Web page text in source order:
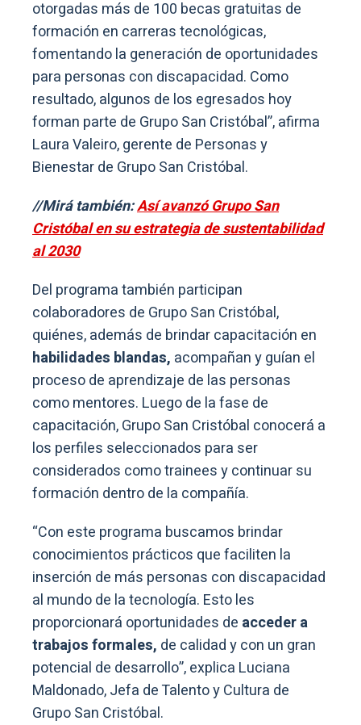
otorgadas más de 100 becas gratuitas de
formación en carreras tecnológicas,
fomentando la generación de oportunidades
para personas con discapacidad. Como
resultado, algunos de los egresados hoy
forman parte de Grupo San Cristóbal”, afirma
Laura Valeiro, gerente de Personas y
Bienestar de Grupo San Cristóbal.
//Mirá también:Así avanzó Grupo San
Cristóbal en su estrategia de sustentabilidad
al 2030
Del programa también participan
colaboradores de Grupo San Cristóbal,
quiénes, además de brindar capacitación en
habilidades blandas, acompañan y guían el
proceso de aprendizaje de las personas
como mentores. Luego de la fase de
capacitación, Grupo San Cristóbal conocerá a
los perfiles seleccionados para ser
considerados como trainees y continuar su
formación dentro de la compañía.
“Con este programa buscamos brindar
conocimientos prácticos que faciliten la
inserción de más personas con discapacidad
al mundo de la tecnología. Esto les
proporcionará oportunidades de acceder a
trabajos formales, de calidad y con un gran
potencial de desarrollo”, explica Luciana
Maldonado, Jefa de Talento y Cultura de
Grupo San Cristóbal.